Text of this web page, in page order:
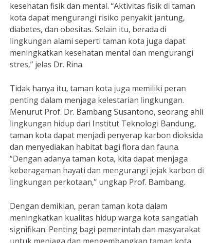
kesehatan fisik dan mental. “Aktivitas fisik di taman
kota dapat mengurangi risiko penyakit jantung,
diabetes, dan obesitas. Selain itu, berada di
lingkungan alami seperti taman kota juga dapat
meningkatkan kesehatan mental dan mengurangi
stres,” jelas Dr. Rina.
Tidak hanya itu, taman kota juga memiliki peran
penting dalam menjaga kelestarian lingkungan.
Menurut Prof. Dr. Bambang Susantono, seorang ahli
lingkungan hidup dari Institut Teknologi Bandung,
taman kota dapat menjadi penyerap karbon dioksida
dan menyediakan habitat bagi flora dan fauna.
“Dengan adanya taman kota, kita dapat menjaga
keberagaman hayati dan mengurangi jejak karbon di
lingkungan perkotaan,” ungkap Prof. Bambang.
Dengan demikian, peran taman kota dalam
meningkatkan kualitas hidup warga kota sangatlah
signifikan. Penting bagi pemerintah dan masyarakat